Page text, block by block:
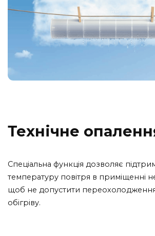
Технічне
Спеціальна функція дозволяє
температуру повітря в приміщенні
щоб не допустити
обігріву.